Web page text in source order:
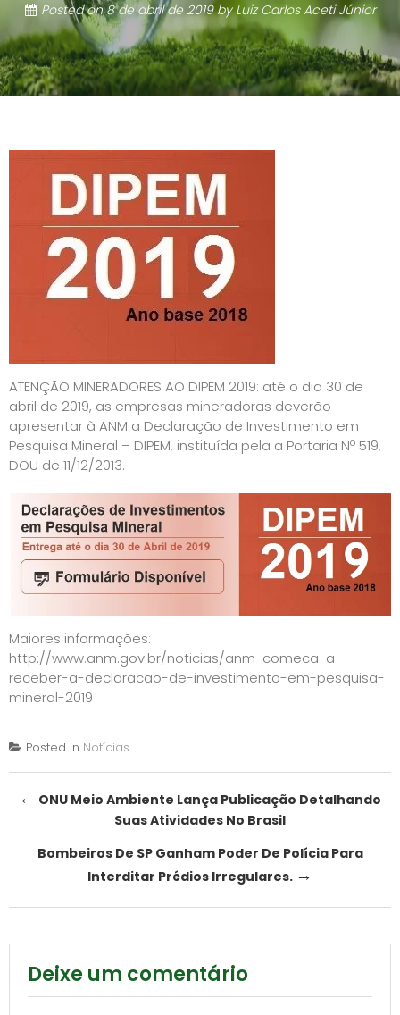
Posted on8 de abril de 2019byLuiz Carlos Aceti Júnior
ATENÇÃO MINERADORES AO DIPEM 2019: até o dia 30 de
abril de 2019, as empresas mineradoras deverão
apresentar à ANM a Declaração de Investimento em
Pesquisa Mineral – DIPEM, instituída pela a Portaria Nº 519,
DOU de 11/12/2013.
Maiores informações:
http://www.anm.gov.br/noticias/anm-comeca-a-
receber-a-declaracao-de-investimento-em-pesquisa-
mineral-2019
Posted in Notícias
Post
navigation
← ONU Meio Ambiente Lança Publicação Detalhando
Suas Atividades No Brasil
Bombeiros De SP Ganham Poder De Polícia Para
Interditar Prédios Irregulares. →
Deixe um comentário